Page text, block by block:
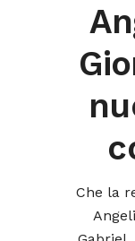
Che la